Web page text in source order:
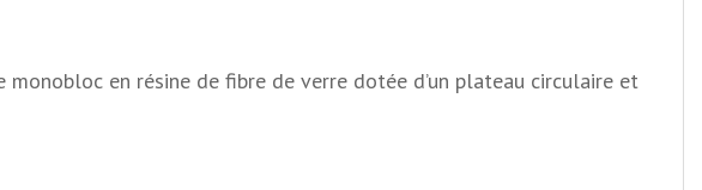
en résine de fibre de verre dotée d’un plateau circulaire et